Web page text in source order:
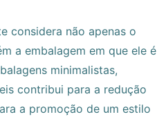
considera não apenas o
a embalagem em que ele é
minimalistas,
contribui para a redução
a promoção de um estilo